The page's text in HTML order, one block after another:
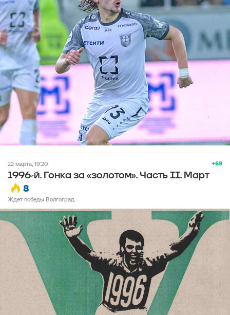
+69
22 марта, 19:20
1996-й. Гонка за «золотом». Часть II. Март
8
Ждет победы Волгоград